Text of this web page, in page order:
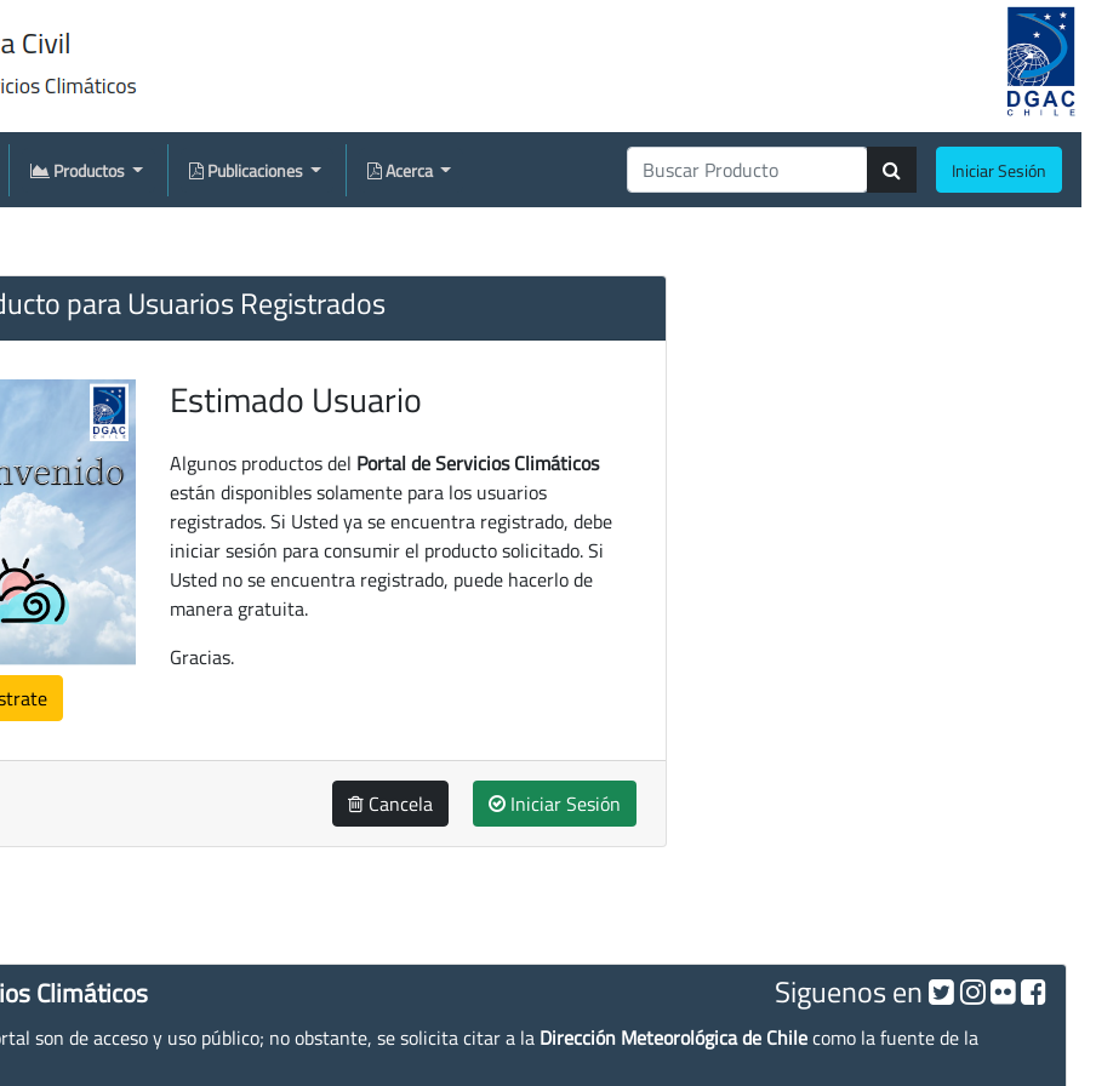
Productos Publicaciones Acerca Iniciar Sesión
para Usuarios Registrados
Estimado Usuario
Algunos productos del Portal de Servicios Climáticos
están disponibles solamente para los usuarios
registrados. Si Usted ya se encuentra registrado, debe
iniciar sesión para consumir el producto solicitado. Si
Usted no se encuentra registrado, puede hacerlo de
manera gratuita.
Gracias.
Cancela Iniciar Sesión
Climáticos Siguenos en
son de acceso y uso público; no obstante, se solicita citar a la Dirección Meteorológica de Chilecomo la fuente de la